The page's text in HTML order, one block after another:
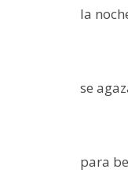
la
se
para